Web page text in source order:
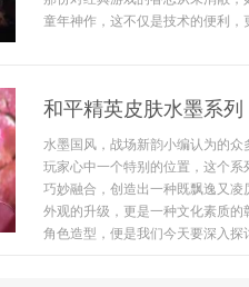
童年神作，这不仅是技术的便利，
和平精英皮肤水墨系
水墨国风，战场新韵小编认为的
玩家心中一个特别的位置，这个
巧妙融合，创造出一种既飘逸又
外观的升级，更是一种文化素质
角色造型，便是我们今天要深入探